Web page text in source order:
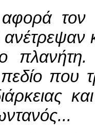
τον
που